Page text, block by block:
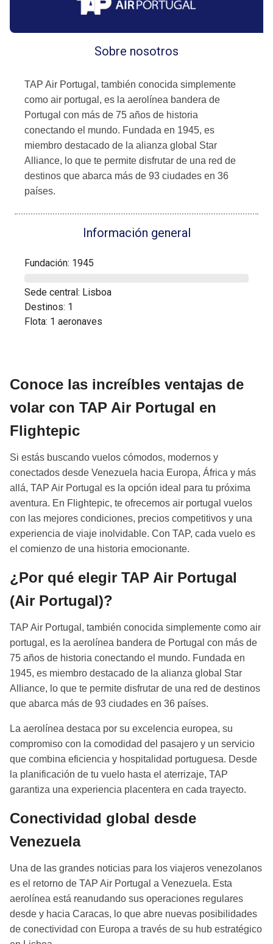
Sobre nosotros
TAP Air Portugal, también conocida simplemente
como air portugal, es la aerolínea bandera de
Portugal con más de 75 años de historia
conectando el mundo. Fundada en 1945, es
miembro destacado de la alianza global Star
Alliance, lo que te permite disfrutar de una red de
destinos que abarca más de 93 ciudades en 36
países.
Información general
Fundación: 1945
Sede central: Lisboa
Destinos: 1
Flota: 1 aeronaves
Conoce las increíbles ventajas de
volar con TAP Air Portugal en
Flightepic
Si estás buscando vuelos cómodos, modernos y
conectados desde Venezuela hacia Europa, África y más
allá, TAP Air Portugal es la opción ideal para tu próxima
aventura. En Flightepic, te ofrecemos air portugal vuelos
con las mejores condiciones, precios competitivos y una
experiencia de viaje inolvidable. Con TAP, cada vuelo es
el comienzo de una historia emocionante.
¿Por qué elegir TAP Air Portugal
(Air Portugal)?
TAP Air Portugal, también conocida simplemente como air
portugal, es la aerolínea bandera de Portugal con más de
75 años de historia conectando el mundo. Fundada en
1945, es miembro destacado de la alianza global Star
Alliance, lo que te permite disfrutar de una red de destinos
que abarca más de 93 ciudades en 36 países.
La aerolínea destaca por su excelencia europea, su
compromiso con la comodidad del pasajero y un servicio
que combina eficiencia y hospitalidad portuguesa. Desde
la planificación de tu vuelo hasta el aterrizaje, TAP
garantiza una experiencia placentera en cada trayecto.
Conectividad global desde
Venezuela
Una de las grandes noticias para los viajeros venezolanos
es el retorno de TAP Air Portugal a Venezuela. Esta
aerolínea está reanudando sus operaciones regulares
desde y hacia Caracas, lo que abre nuevas posibilidades
de conectividad con Europa a través de su hub estratégico